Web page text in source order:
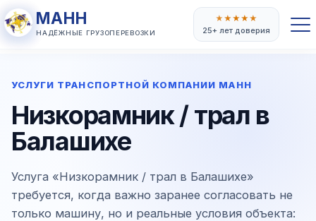
МАНН
НАДЁЖНЫЕ ГРУЗОПЕРЕВОЗКИ
★★★★★
25+ лет доверия
УСЛУГИ ТРАНСПОРТНОЙ КОМПАНИИ МАНН
Низкорамник / трал в
Балашихе
Услуга «Низкорамник / трал в Балашихе»
требуется, когда важно заранее согласовать не
только машину, но и реальные условия объекта: